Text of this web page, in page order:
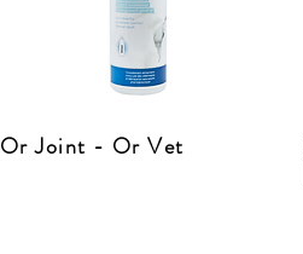
Or Joint - Or Vet